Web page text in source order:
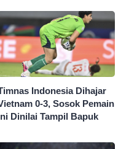
Indonesia Dihajar
0-3, Sosok Pemain
Dinilai Tampil Bapuk